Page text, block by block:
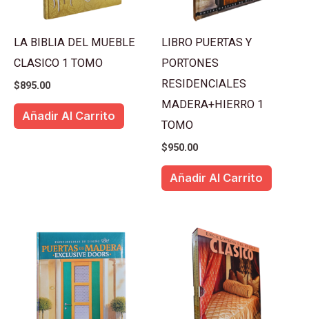
LA BIBLIA DEL MUEBLE
CLASICO 1 TOMO
$895.00
Añadir Al Carrito
LIBRO PUERTAS Y
PORTONES
RESIDENCIALES
MADERA+HIERRO 1
TOMO
$950.00
Añadir Al Carrito